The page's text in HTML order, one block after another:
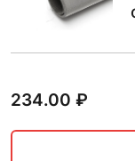
234.00 ₽